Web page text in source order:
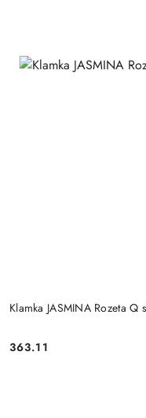
Klamka JASMINA Rozeta Q
Cena:
363.11